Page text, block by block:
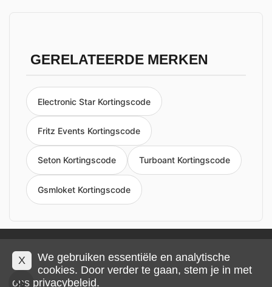
GERELATEERDE MERKEN
Electronic Star Kortingscode
Fritz Events Kortingscode
Seton Kortingscode Turboant Kortingscode
Gsmloket Kortingscode
Privacy en cookies Impressum Algemene voorwaarden
© 2026 IMP Multimedia GmbH
X
We gebruiken essentiële en analytische
cookies. Door verder te gaan, stem je in met
ons privacybeleid.